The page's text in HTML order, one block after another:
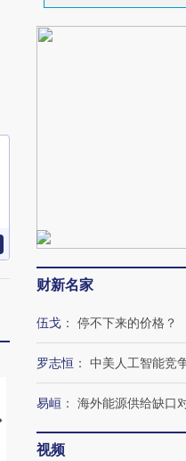
视线｜“入侵”还是“人道危
机”？难民潮撕裂西班牙
飞地休达
128毫米
财新名家
伍戈 ： 停不下来的价格？
罗志恒 ： 中美人工智能竞
易峘 ： 海外能源供给缺口
视频